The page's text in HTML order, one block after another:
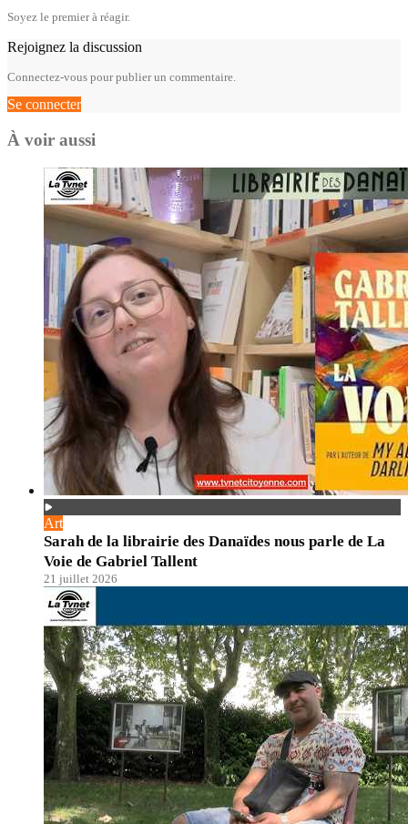
Soyez le premier à réagir.
Rejoignez la discussion
Connectez-vous pour publier un commentaire.
Se connecter
À voir aussi
Art
Sarah de la librairie des Danaïdes nous parle de La
Voie de Gabriel Tallent
21 juillet 2026